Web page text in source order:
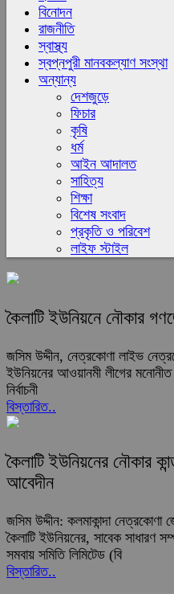
বিনোদন
রাজনীতি
স্বাস্থ্য
স্বপ্নপুরী মানবকল্যাণ সংস্থা
অন্যান্য
দেশজুড়ে
ফিচার
কৃষি
ধর্ম
আইন আদালত
সাহিত্য
শিক্ষা
বিশেষ সংবাদ
প্রকৃতি ও পরিবেশ
লাইফ স্টাইল
কৈলাটি ইউনিয়নে নৌকার
জসিম উদ্দীন, নেত্রকোণা লাইভ
ইউনিয়নের আওয়ানমী লীগের
নির্বাচনী
বিস্তারিত..
কৈলাটি ইউনিয়নের নৌকার
আবেদীন
জসিম উদ্দীন: কলমাকান্দা নেত্রকোণা
কৈলাটি ইউনিয়নের, সাবেক সাধারণ
সমবায় সমিতি লিমিটেড (বি
বিস্তারিত..